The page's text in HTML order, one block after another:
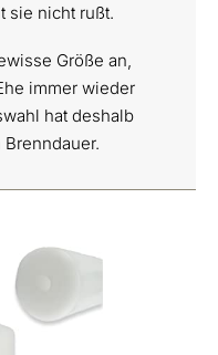
sie nicht rußt.
Größe an,
immer wieder
hat deshalb